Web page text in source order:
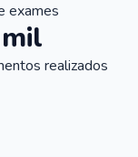
exames
realizados